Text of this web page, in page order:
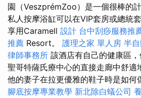
園（VeszprémZoo）是一個很棒的計
私人按摩浴缸可以在VIP套房或總統
享用Caramell 設計 台中刮痧服務推
推薦 Resort。 護理之家 單人房 半
律師事務所 該酒店有自己的健康區
聖哥特薩氏療中心的直接走廊中舒適
他的妻子在拉更優雅的鞋子時是如何
腳底按摩專業教學 新北除白蟻公司